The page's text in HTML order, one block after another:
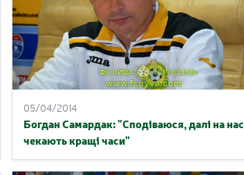
05/04/2014
Богдан Самардак: "Сподіваюся, далі на нас
чекають кращі часи"